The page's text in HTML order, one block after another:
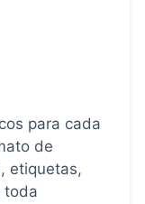
para cada
de
etiquetas,
toda